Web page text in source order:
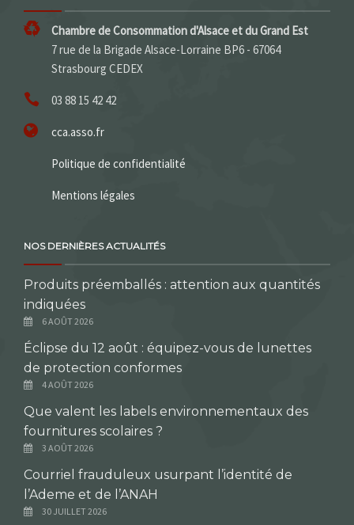
Chambre de Consommation d'Alsace et du Grand Est
7 rue de la Brigade Alsace-Lorraine BP6 - 67064
Strasbourg CEDEX
03 88 15 42 42
cca.asso.fr
Politique de confidentialité
Mentions légales
NOS DERNIÈRES ACTUALITÉS
Produits préemballés : attention aux quantités
indiquées
6 AOÛT 2026
Éclipse du 12 août : équipez-vous de lunettes
de protection conformes
4 AOÛT 2026
Que valent les labels environnementaux des
fournitures scolaires ?
3 AOÛT 2026
Courriel frauduleux usurpant l’identité de
l’Ademe et de l’ANAH
30 JUILLET 2026